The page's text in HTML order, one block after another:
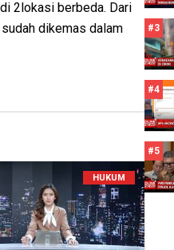
2lokasi berbeda. Dari
dikemas dalam
HUKUM
#3
#4
#5